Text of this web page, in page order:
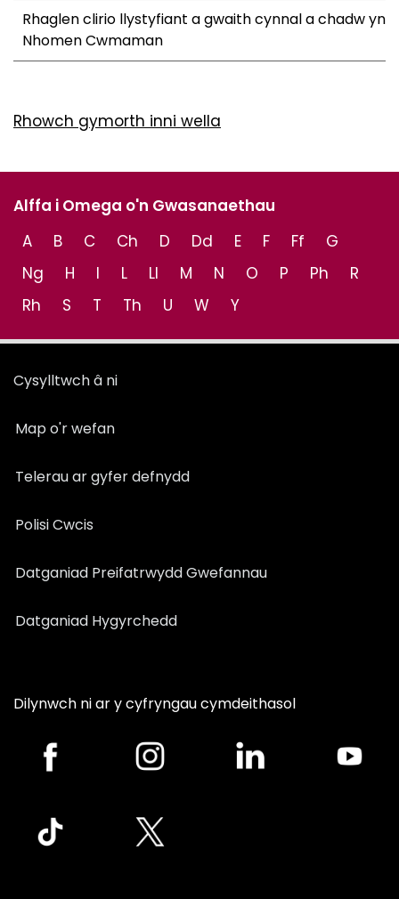
Rhaglen clirio llystyfiant a gwaith cynnal a chadw yn
Nhomen Cwmaman
Rhowch gymorth inni wella
Alffa i Omega o'n Gwasanaethau
A
B C Ch D Dd E F Ff
G
Ng
H I L Ll M N O P Ph
R
Rh
S T Th U W Y
Cysylltwch â ni
Map o'r wefan
Telerau ar gyfer defnydd
Polisi Cwcis
Datganiad Preifatrwydd Gwefannau
Datganiad Hygyrchedd
Dilynwch ni ar y cyfryngau cymdeithasol